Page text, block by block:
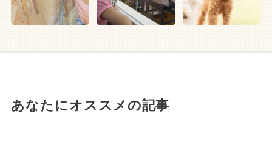
あなたにオススメの記事